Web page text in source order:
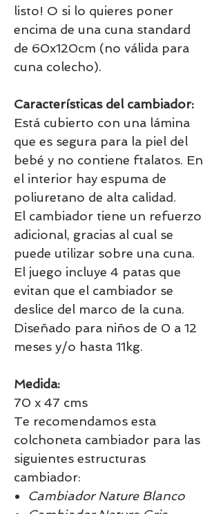
listo! O si lo quieres poner
encima de una cuna standard
de 60x120cm (no válida para
cuna colecho).
Características del cambiador:
Está cubierto con una lámina
que es segura para la piel del
bebé y no contiene ftalatos. En
el interior hay espuma de
poliuretano de alta calidad.
El cambiador tiene un refuerzo
adicional, gracias al cual se
puede utilizar sobre una cuna.
El juego incluye 4 patas que
evitan que el cambiador se
deslice del marco de la cuna.
Diseñado para niños de 0 a 12
meses y/o hasta 11kg.
Medida:
70 x 47 cms
Te recomendamos esta
colchoneta cambiador para las
siguientes estructuras
cambiador:
Cambiador Nature Blanco